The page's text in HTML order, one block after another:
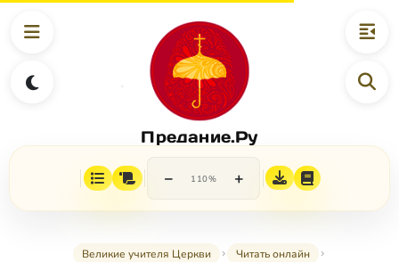
Предание.Ру
− 110% +
Великие учителя Церкви
Читать онлайн